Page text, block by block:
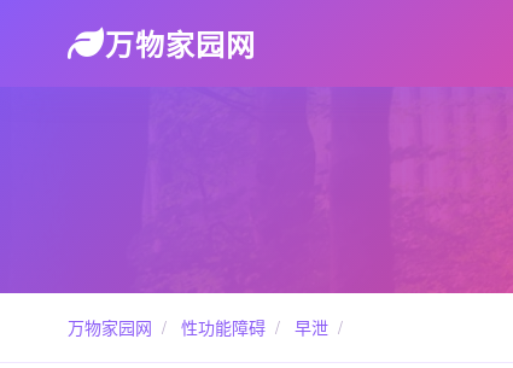
万物家园网
万物家园网 / 性功能障碍 / 早泄 /